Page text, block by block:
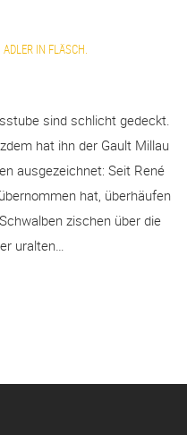
IN FLÄSCH.
sind schlicht gedeckt.
hat ihn der Gault Millau
ausgezeichnet: Seit René
hat, überhäufen
zischen über die
uralten…